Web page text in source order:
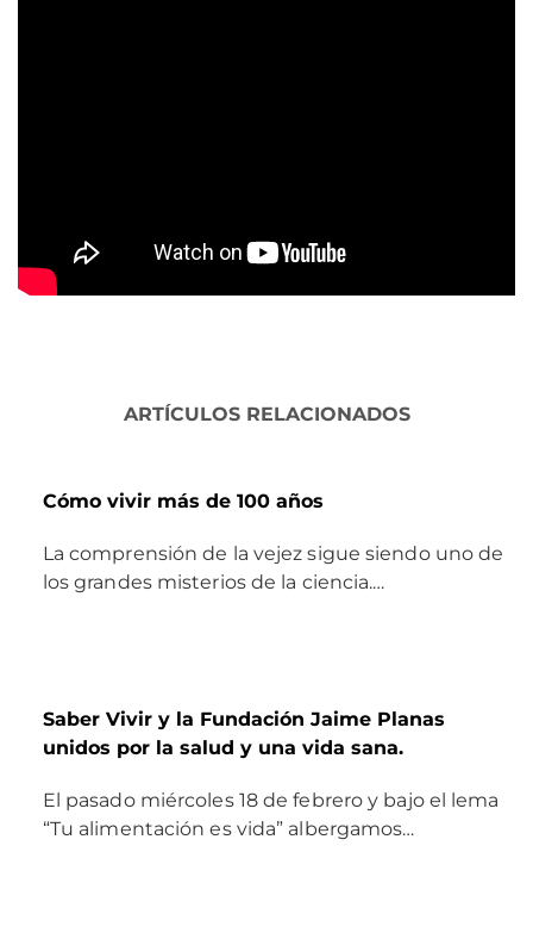
ARTÍCULOS RELACIONADOS
Cómo vivir más de 100 años
La comprensión de la vejez sigue siendo uno de
los grandes misterios de la ciencia.…
Saber Vivir y la Fundación Jaime Planas
unidos por la salud y una vida sana.
El pasado miércoles 18 de febrero y bajo el lema
“Tu alimentación es vida” albergamos…